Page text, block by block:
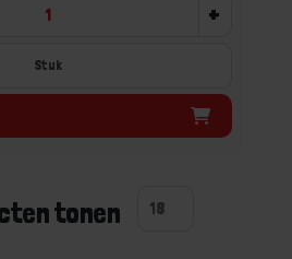
+
Stuk
tonen